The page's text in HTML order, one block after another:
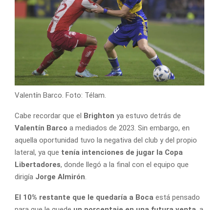
Valentín Barco. Foto: Télam.
Cabe recordar que el Brighton ya estuvo detrás de
Valentín Barco a mediados de 2023. Sin embargo, en
aquella oportunidad tuvo la negativa del club y del propio
lateral, ya que tenía intenciones de jugar la Copa
Libertadores, donde llegó a la final con el equipo que
dirigía Jorge Almirón.
El 10% restante que le quedaría a Boca está pensado